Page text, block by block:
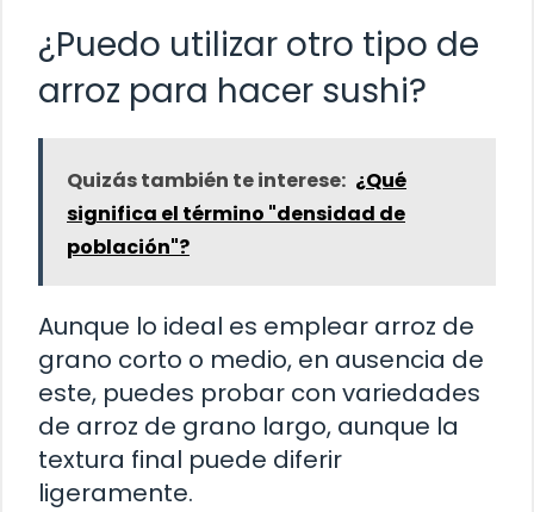
¿Puedo utilizar otro tipo de
arroz para hacer sushi?
Quizás también te interese: ¿Qué
significa el término "densidad de
población"?
Aunque lo ideal es emplear arroz de
grano corto o medio, en ausencia de
este, puedes probar con variedades
de arroz de grano largo, aunque la
textura final puede diferir
ligeramente.